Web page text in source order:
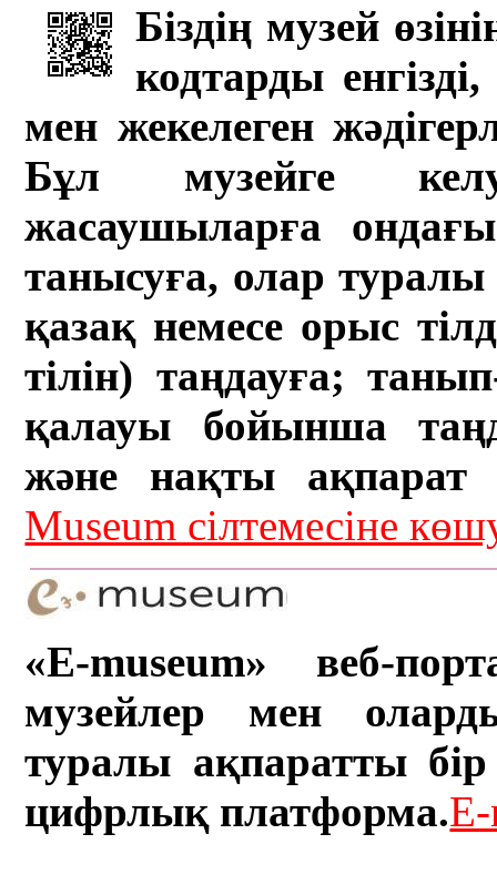
Біздің музей
кодтарды
мен жекелеген
Бұл музейге
жасаушыларға
танысуға, олар туралы
қазақ немесе орыс
тілін) таңдауға;
қалауы бойынша
және нақты ақпарат
Museum сілтемесіне
«E-museum» веб-
музейлер мен
туралы ақпаратты бір
цифрлық платформа.